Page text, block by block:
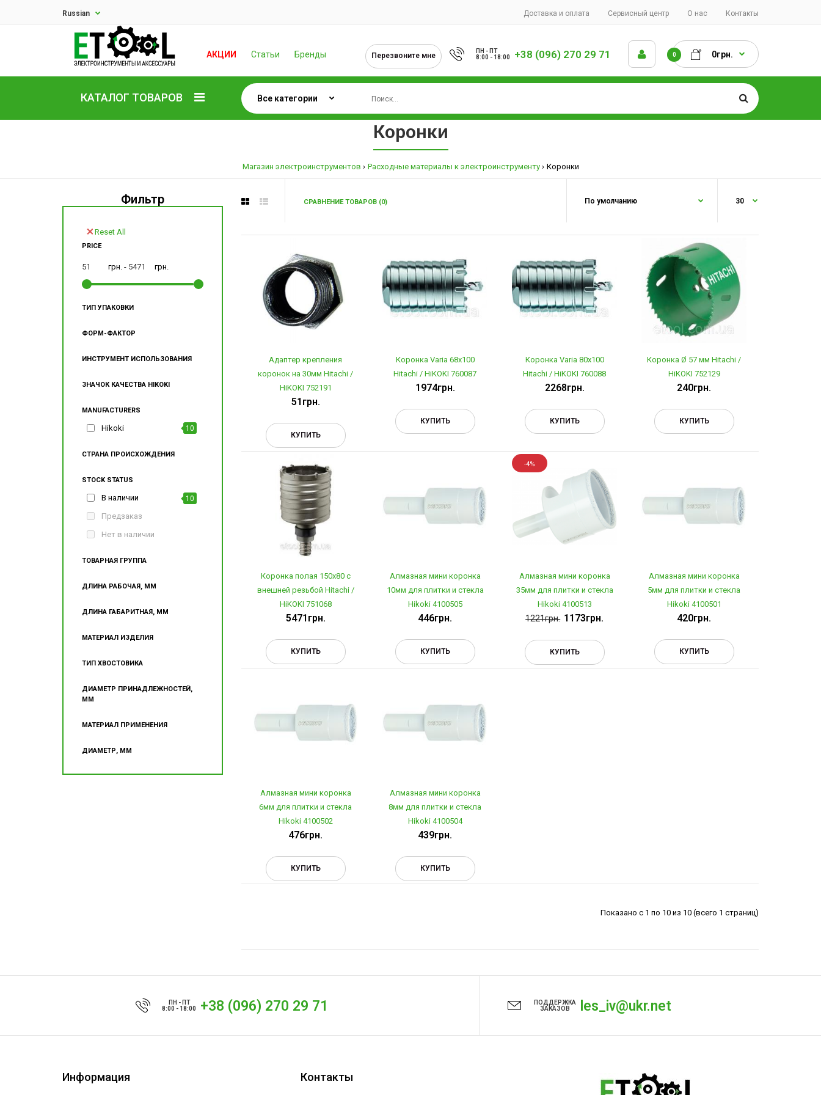
Доставка и оплата Сервисный центр О нас Контакты
Russian
АКЦИИ Статьи Бренды Перезвоните мне
ПН - ПТ
8:00 - 18:00
+38 (096) 270 29 71 0 0грн.
КАТАЛОГ ТОВАРОВ
Коронки
Магазин электроинструментов Расходные материалы к электроинструменту Коронки
Фильтр
Reset All
PRICE
грн. - грн.
ТИП УПАКОВКИ
ФОРМ-ФАКТОР
ИНСТРУМЕНТ ИСПОЛЬЗОВАНИЯ
ЗНАЧОК КАЧЕСТВА HIKOKI
MANUFACTURERS
Hikoki 10
СТРАНА ПРОИСХОЖДЕНИЯ
STOCK STATUS
В наличии 10
Предзаказ
Нет в наличии
ТОВАРНАЯ ГРУППА
ДЛИНА РАБОЧАЯ, ММ
ДЛИНА ГАБАРИТНАЯ, ММ
МАТЕРИАЛ ИЗДЕЛИЯ
ТИП ХВОСТОВИКА
ДИАМЕТР ПРИНАДЛЕЖНОСТЕЙ,
ММ
МАТЕРИАЛ ПРИМЕНЕНИЯ
ДИАМЕТР, ММ
СРАВНЕНИЕ ТОВАРОВ (0)
Адаптер крепления
коронок на 30мм Hitachi /
HiKOKI 752191
51грн.
КУПИТЬ
Коронка Varia 68х100
Hitachi / HiKOKI 760087
1974грн.
КУПИТЬ
Коронка Varia 80х100
Hitachi / HiKOKI 760088
2268грн.
КУПИТЬ
Коронка Ø 57 мм Hitachi /
HiKOKI 752129
240грн.
КУПИТЬ
Коронка полая 150х80 с
внешней резьбой Hitachi /
HiKOKI 751068
5471грн.
КУПИТЬ
Алмазная мини коронка
10мм для плитки и стекла
Hikoki 4100505
446грн.
КУПИТЬ
-4%
Алмазная мини коронка
35мм для плитки и стекла
Hikoki 4100513
1221грн. 1173грн.
КУПИТЬ
Алмазная мини коронка
5мм для плитки и стекла
Hikoki 4100501
420грн.
КУПИТЬ
Алмазная мини коронка
6мм для плитки и стекла
Hikoki 4100502
476грн.
КУПИТЬ
Алмазная мини коронка
8мм для плитки и стекла
Hikoki 4100504
439грн.
КУПИТЬ
Показано с 1 по 10 из 10 (всего 1 страниц)
ПН - ПТ
8:00 - 18:00
+38 (096) 270 29 71
ПОДДЕРЖКА
ЗАКАЗОВ
les_iv@ukr.net
Информация Контакты